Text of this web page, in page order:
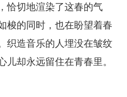
恰切地渲染了这春的气
梭的同时，也在盼望着春
织造音乐的人埋没在皱纹
儿却永远留住在青春里。